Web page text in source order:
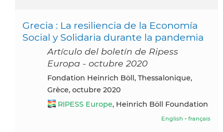
Grecia : La resiliencia de la Economía
Social y Solidaria durante la pandemia
Artículo del boletín de Ripess
Europa - octubre 2020
Fondation Heinrich Böll, Thessalonique,
Grèce, octubre 2020
RIPESS Europe, Heinrich Böll Foundation
English - français